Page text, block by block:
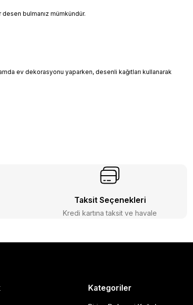
bulmanız mümkündür.
ev dekorasyonu yaparken, desenli kağıtları kullanarak
Taksit Seçenekleri
Kredi kartına taksit ve havale
Kategoriler